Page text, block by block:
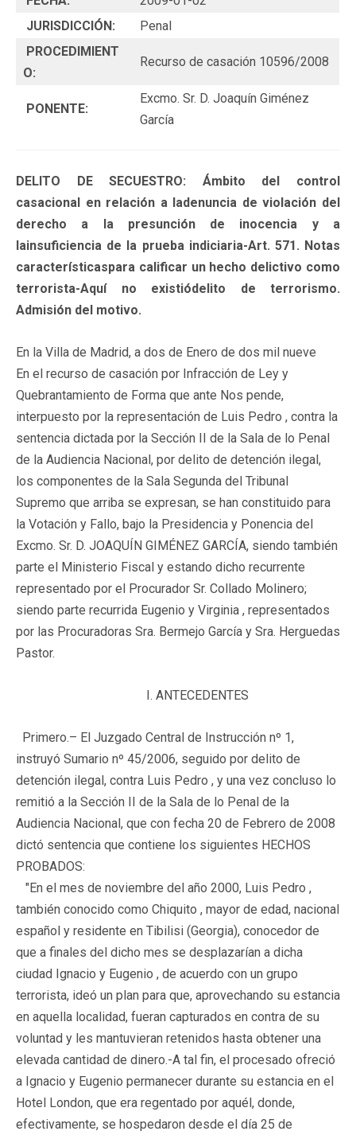
JURISDICCIÓN:
Penal
PROCEDIMIENT
O:
Recurso de casación 10596/2008
PONENTE:
Excmo. Sr. D. Joaquín Giménez
García
DELITO DE SECUESTRO: Ámbito del control
casacional en relación a ladenuncia de violación del
derecho a la presunción de inocencia y a
lainsuficiencia de la prueba indiciaria-Art. 571. Notas
característicaspara calificar un hecho delictivo como
terrorista-Aquí no existiódelito de terrorismo.
Admisión del motivo.
En la Villa de Madrid, a dos de Enero de dos mil nueve
En el recurso de casación por Infracción de Ley y
Quebrantamiento de Forma que ante Nos pende,
interpuesto por la representación de Luis Pedro , contra la
sentencia dictada por la Sección II de la Sala de lo Penal
de la Audiencia Nacional, por delito de detención ilegal,
los componentes de la Sala Segunda del Tribunal
Supremo que arriba se expresan, se han constituido para
la Votación y Fallo, bajo la Presidencia y Ponencia del
Excmo. Sr. D. JOAQUÍN GIMÉNEZ GARCÍA, siendo también
parte el Ministerio Fiscal y estando dicho recurrente
representado por el Procurador Sr. Collado Molinero;
siendo parte recurrida Eugenio y Virginia , representados
por las Procuradoras Sra. Bermejo García y Sra. Herguedas
Pastor.
I. ANTECEDENTES
Primero.– El Juzgado Central de Instrucción nº 1,
instruyó Sumario nº 45/2006, seguido por delito de
detención ilegal, contra Luis Pedro , y una vez concluso lo
remitió a la Sección II de la Sala de lo Penal de la
Audiencia Nacional, que con fecha 20 de Febrero de 2008
dictó sentencia que contiene los siguientes HECHOS
PROBADOS:
"En el mes de noviembre del año 2000, Luis Pedro ,
también conocido como Chiquito , mayor de edad, nacional
español y residente en Tibilisi (Georgia), conocedor de
que a finales del dicho mes se desplazarían a dicha
ciudad Ignacio y Eugenio , de acuerdo con un grupo
terrorista, ideó un plan para que, aprovechando su estancia
en aquella localidad, fueran capturados en contra de su
voluntad y les mantuvieran retenidos hasta obtener una
elevada cantidad de dinero.-A tal fin, el procesado ofreció
a Ignacio y Eugenio permanecer durante su estancia en el
Hotel London, que era regentado por aquél, donde,
efectivamente, se hospedaron desde el día 25 de